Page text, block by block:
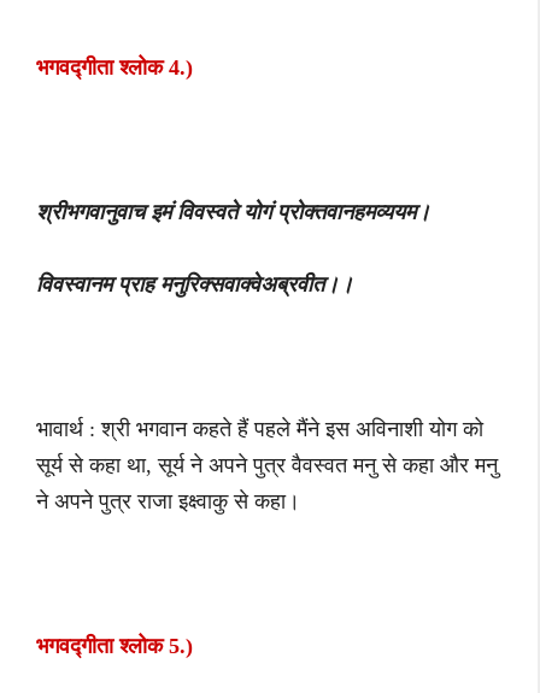
भगवद्गीता श्लोक 4.)
श्रीभगवानुवाच इमं विवस्वते योगं प्रोक्तवानहमव्ययम।
विवस्वानम प्राह मनुरिक्सवाक्वेअब्रवीत।।
भावार्थ : श्री भगवान कहते हैं पहले मैंने इस अविनाशी योग को
सूर्य से कहा था, सूर्य ने अपने पुत्र वैवस्वत मनु से कहा और मनु
ने अपने पुत्र राजा इक्ष्वाकु से कहा।
भगवद्गीता श्लोक 5.)